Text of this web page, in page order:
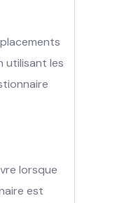
utilisant les
lorsque
est